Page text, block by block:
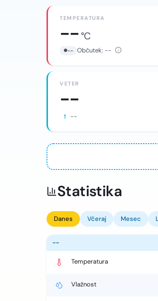
TEMPERATURA
--°C
-- Občutek: --
VETER
--
--
Statistika
Danes Včeraj Mesec
--
Temperatura
Vlažnost